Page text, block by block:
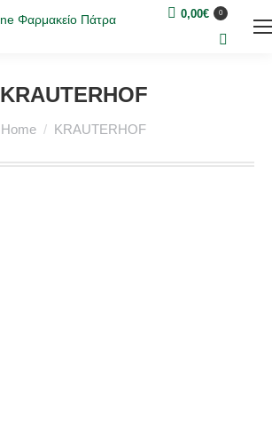
0,00€ 0
Search:
KRAUTERHOF
Home KRAUTERHOF